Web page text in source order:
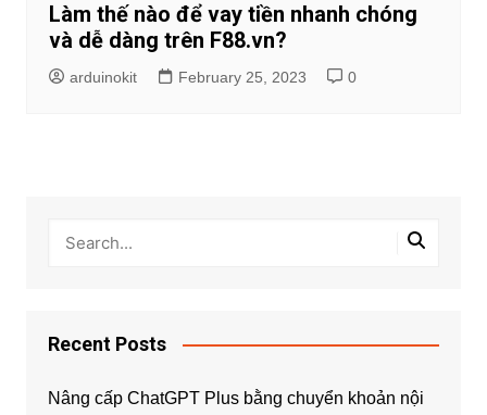
Làm thế nào để vay tiền nhanh chóng
và dễ dàng trên F88.vn?
arduinokit February 25, 2023 0
Recent Posts
Nâng cấp ChatGPT Plus bằng chuyển khoản nội